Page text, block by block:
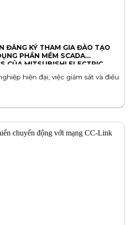
ĐĂNG KÝ THAM GIA ĐÀO TẠO
PHẦN MỀM SCADA
CỦA MITSUBISHI ELECTRIC
hiện đại, việc giám sát và điều